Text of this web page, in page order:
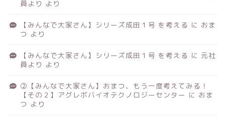
員より より
【みんなで大家さん】シリーズ成田１号 を考える に おま
つ より
【みんなで大家さん】シリーズ成田１号 を考える に 元社
員より より
②【みんなで大家さん】おまつ、もう一度考えてみる！
【その２】アグレボバイオテクノロジーセンター に おま
つ より